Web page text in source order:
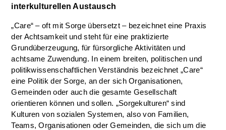
interkulturellen Austausch
„Care“ – oft mit Sorge übersetzt – bezeichnet eine Praxis
der Achtsamkeit und steht für eine praktizierte
Grundüberzeugung, für fürsorgliche Aktivitäten und
achtsame Zuwendung. In einem breiten, politischen und
politikwissenschaftlichen Verständnis bezeichnet „Care“
eine Politik der Sorge, an der sich Organisationen,
Gemeinden oder auch die gesamte Gesellschaft
orientieren können und sollen. „Sorgekulturen“ sind
Kulturen von sozialen Systemen, also von Familien,
Teams, Organisationen oder Gemeinden, die sich um die